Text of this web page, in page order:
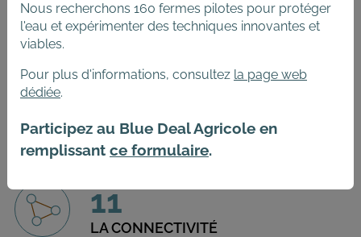
9
TYPES D'ALIMENTATION
10
L'ÉQUITÉ
11
LA CONNECTIVITÉ
Nous recherchons 160 fermes pilotes pour protéger
l'eau et expérimenter des techniques innovantes et
viables.
Pour plus d'informations, consultez la page web
dédiée.
Participez au Blue Deal Agricole en
remplissant ce formulaire.